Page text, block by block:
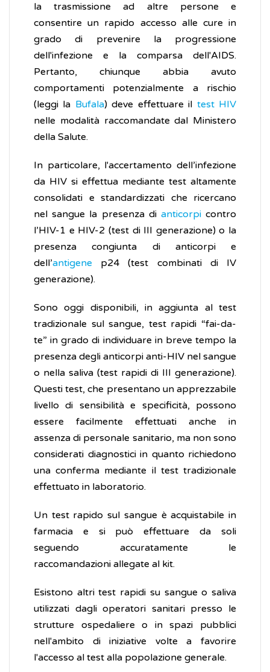
la trasmissione ad altre persone e
consentire un rapido accesso alle cure in
grado di prevenire la progressione
dell'infezione e la comparsa dell'AIDS.
Pertanto, chiunque abbia avuto
comportamenti potenzialmente a rischio
(leggi la Bufala) deve effettuare il test HIV
nelle modalità raccomandate dal Ministero
della Salute.
In particolare, l'accertamento dell’infezione
da HIV si effettua mediante test altamente
consolidati e standardizzati che ricercano
nel sangue la presenza di anticorpicontro
l’HIV-1 e HIV-2 (test di III generazione) o la
presenza congiunta di anticorpi e
dell’antigene p24 (test combinati di IV
generazione).
Sono oggi disponibili, in aggiunta al test
tradizionale sul sangue, test rapidi “fai-da-
te” in grado di individuare in breve tempo la
presenza degli anticorpi anti-HIV nel sangue
o nella saliva (test rapidi di III generazione).
Questi test, che presentano un apprezzabile
livello di sensibilità e specificità, possono
essere facilmente effettuati anche in
assenza di personale sanitario, ma non sono
considerati diagnostici in quanto richiedono
una conferma mediante il test tradizionale
effettuato in laboratorio.
Un test rapido sul sangue è acquistabile in
farmacia e si può effettuare da soli
seguendo accuratamente le
raccomandazioni allegate al kit.
Esistono altri test rapidi su sangue o saliva
utilizzati dagli operatori sanitari presso le
strutture ospedaliere o in spazi pubblici
nell'ambito di iniziative volte a favorire
l'accesso al test alla popolazione generale.